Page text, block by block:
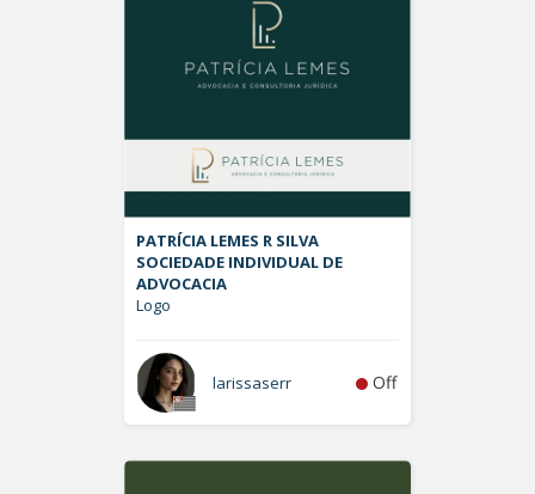
PATRÍCIA LEMES R SILVA
SOCIEDADE INDIVIDUAL DE
ADVOCACIA
Logo
larissaserr Off